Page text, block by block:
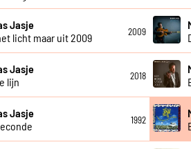
Jasje
licht maar uit 2009
2009
Jasje
lijn
2018
Jasje
1992